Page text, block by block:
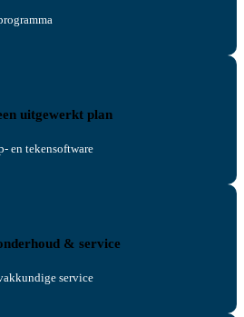
uitgewerkt plan
en tekensoftware
& service
service